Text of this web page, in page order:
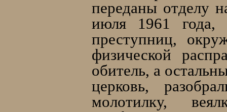
переданы отделу
июля 1961 года,
преступниц,
физической
обитель, а
церковь,
молотилку,